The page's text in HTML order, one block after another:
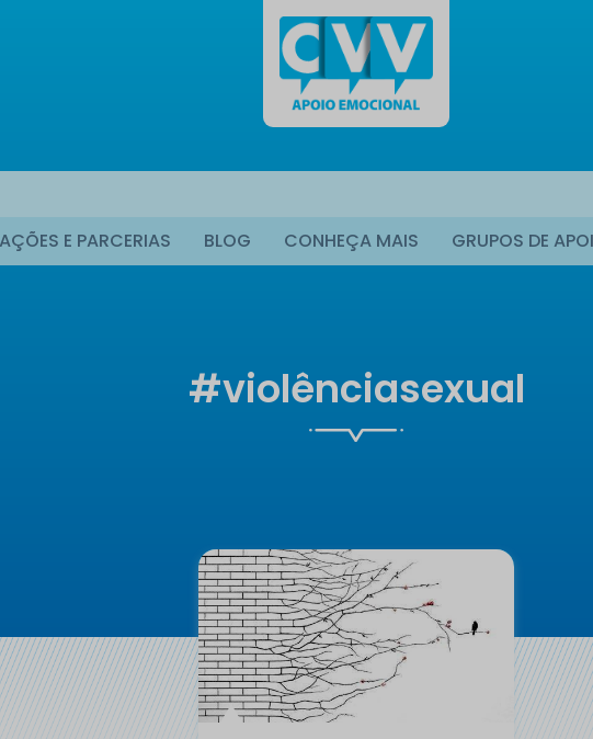
E PARCERIAS BLOG CONHEÇA MAIS GRUPOS DE
#violênciasexual